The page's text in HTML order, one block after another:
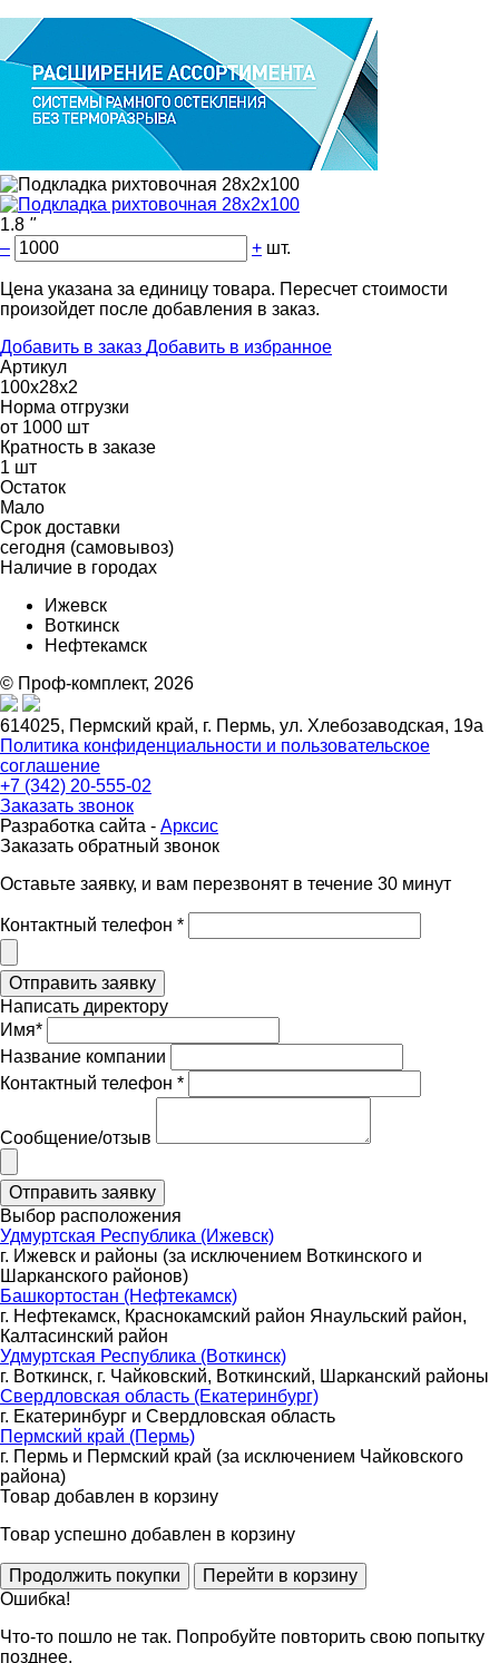
1.8 "
–
+ шт.
Цена указана за единицу товара. Пересчет стоимости
произойдет после добавления в заказ.
Добавить в заказ Добавить в избранное
Артикул
100х28х2
Норма отгрузки
от 1000 шт
Кратность в заказе
1 шт
Остаток
Мало
Срок доставки
cегодня (самовывоз)
Наличие в городах
Ижевск
Воткинск
Нефтекамск
© Проф-комплект, 2026
614025, Пермский край, г. Пермь, ул. Хлебозаводская, 19а
Политика конфиденциальности и пользовательское
соглашение
+7 (342) 20-555-02
Заказать звонок
Разработка сайта - Арксис
Заказать обратный звонок
Оставьте заявку, и вам перезвонят в течение 30 минут
Контактный телефон *
Написать директору
Имя*
Название компании
Контактный телефон *
Сообщение/отзыв
Выбор расположения
Удмуртская Республика (Ижевск)
г. Ижевск и районы (за исключением Воткинского и
Шарканского районов)
Башкортостан (Нефтекамск)
г. Нефтекамск, Краснокамский район Янаульский район,
Калтасинский район
Удмуртская Республика (Воткинск)
г. Воткинск, г. Чайковский, Воткинский, Шарканский районы
Свердловская область (Екатеринбург)
г. Екатеринбург и Свердловская область
Пермский край (Пермь)
г. Пермь и Пермский край (за исключением Чайковского
района)
Товар добавлен в корзину
Товар успешно добавлен в корзину
Ошибка!
Что-то пошло не так. Попробуйте повторить свою попытку
позднее.